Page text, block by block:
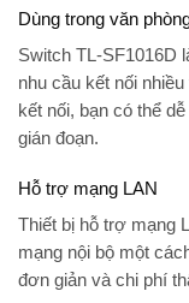
Dùng trong văn
Switch TL-SF1016D
nhu cầu kết nối
kết nối, bạn có thể
gián đoạn.
Hỗ trợ mạng LAN
Thiết bị hỗ trợ mạng
mạng nội bộ một
đơn giản và chi phí